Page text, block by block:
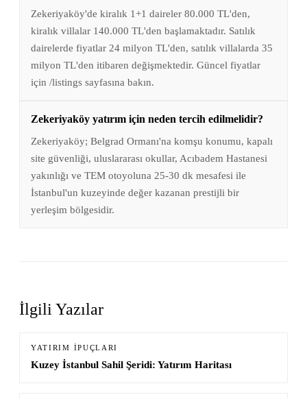
Zekeriyaköy'de kiralık 1+1 daireler 80.000 TL'den,
kiralık villalar 140.000 TL'den başlamaktadır. Satılık
dairelerde fiyatlar 24 milyon TL'den, satılık villalarda 35
milyon TL'den itibaren değişmektedir. Güncel fiyatlar
için /listings sayfasına bakın.
Zekeriyaköy yatırım için neden tercih edilmelidir?
Zekeriyaköy; Belgrad Ormanı'na komşu konumu, kapalı
site güvenliği, uluslararası okullar, Acıbadem Hastanesi
yakınlığı ve TEM otoyoluna 25-30 dk mesafesi ile
İstanbul'un kuzeyinde değer kazanan prestijli bir
yerleşim bölgesidir.
İlgili Yazılar
YATIRIM İPUÇLARI
Kuzey İstanbul Sahil Şeridi: Yatırım Haritası